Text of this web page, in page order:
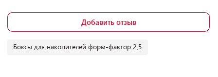
Добавить отзыв
Боксы для накопителей форм-фактор 2,5